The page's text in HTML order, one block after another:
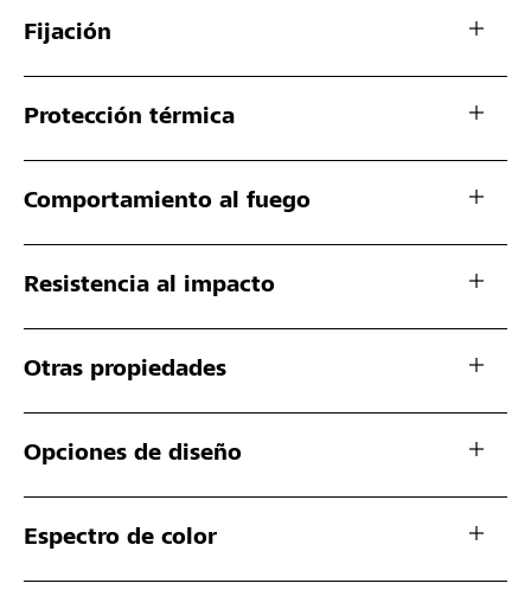
Fijación
Protección térmica
Comportamiento al fuego
Resistencia al impacto
Otras propiedades
Opciones de diseño
Espectro de color